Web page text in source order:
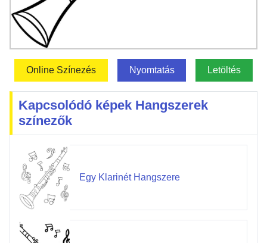
Online Színezés Nyomtatás Letöltés
Kapcsolódó képek Hangszerek
színezők
Egy Klarinét Hangszere